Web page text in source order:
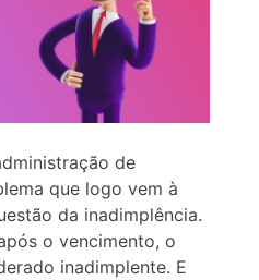
de
que logo vem à
da inadimplência.
o vencimento, o
inadimplente. E